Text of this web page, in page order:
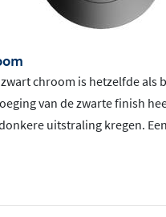
zwart chroom is hetzelfde als
van de zwarte finish
uitstraling kregen.